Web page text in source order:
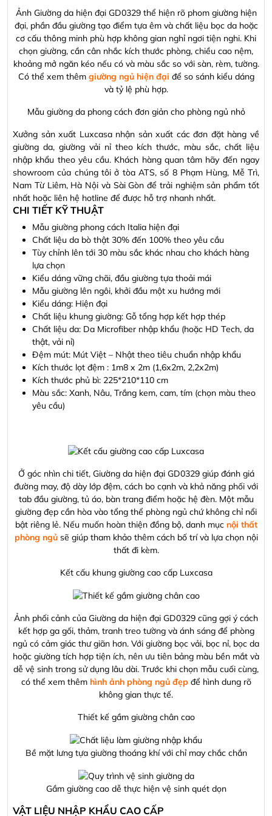
Ảnh Giường da hiện đại GD0329 thể hiện rõ phom giường hiện
đại, phần đầu giường tạo điểm tựa êm và chất liệu bọc da hoặc
cơ cấu thông minh phù hợp không gian nghỉ ngơi tiện nghi. Khi
chọn giường, cần cân nhắc kích thước phòng, chiều cao nệm,
khoảng mở ngăn kéo nếu có và màu sắc so với sàn, rèm, tường.
Có thể xem thêm giường ngủ hiện đại để so sánh kiểu dáng
và tỷ lệ phù hợp.
Mẫu giường da phong cách đơn giản cho phòng ngủ nhỏ
Xưởng sản xuất Luxcasa nhận sản xuất các đơn đặt hàng về
giường da, giường vải nỉ theo kích thước, màu sắc, chất liệu
nhập khẩu theo yêu cầu. Khách hàng quan tâm hãy đến ngay
showroom của chúng tôi ở tòa ATS, số 8 Phạm Hùng, Mễ Trì,
Nam Từ Liêm, Hà Nội và Sài Gòn để trải nghiệm sản phẩm tốt
nhất hoặc liên hệ hotline để được hỗ trợ nhanh nhất.
CHI TIẾT KỸ THUẬT
Mẫu giường phong cách Italia hiện đại
Chất liệu da bò thật 30% đến 100% theo yêu cầu
Tùy chỉnh lên tới 30 màu sắc khác nhau cho khách hàng
lựa chọn
Kiểu dáng vững chãi, đầu giường tựa thoải mái
Mẫu giường lên ngôi, khởi đầu một xu hướng mới
Kiểu dáng: Hiện đại
Chất liệu khung giường: Gỗ tổng hợp kết hợp thép
Chất liệu da: Da Microfiber nhập khẩu (hoặc HD Tech, da
thật, vải nỉ)
Đệm mút: Mút Việt – Nhật theo tiêu chuẩn nhập khẩu
Kích thước lọt đệm : 1m8 x 2m (1,6x2m, 2,2x2m)
Kích thước phủ bì: 225*210*110 cm
Màu sắc: Xanh, Nâu, Trắng kem, cam, tím (chọn màu theo
yêu cầu)
Ở góc nhìn chi tiết, Giường da hiện đại GD0329 giúp đánh giá
đường may, độ dày lớp đệm, cách bo cạnh và khả năng phối với
tab đầu giường, tủ áo, bàn trang điểm hoặc hệ đèn. Một mẫu
giường đẹp cần hòa vào tổng thể phòng ngủ chứ không chỉ nổi
bật riêng lẻ. Nếu muốn hoàn thiện đồng bộ, danh mục nội thất
phòng ngủsẽ giúp tham khảo thêm cách bố trí và lựa chọn nội
thất đi kèm.
Kết cấu khung giường cao cấp Luxcasa
Ảnh phối cảnh của Giường da hiện đại GD0329 cũng gợi ý cách
kết hợp ga gối, thảm, tranh treo tường và ánh sáng để phòng
ngủ có cảm giác thư giãn hơn. Với giường bọc vải, bọc nỉ, bọc da
hoặc giường tích hợp tiện ích, nên ưu tiên bảng màu bền mắt và
dễ vệ sinh trong sử dụng lâu dài. Trước khi chọn mẫu cuối cùng,
có thể xem thêm hình ảnh phòng ngủ đẹpđể hình dung rõ
không gian thực tế.
Thiết kế gầm giường chân cao
Bề mặt lưng tựa giường thoáng khí với chỉ may chắc chắn
Gầm giường cao dễ thực hiện vệ sinh quét dọn
VẬT LIỆU NHẬP KHẨU CAO CẤP